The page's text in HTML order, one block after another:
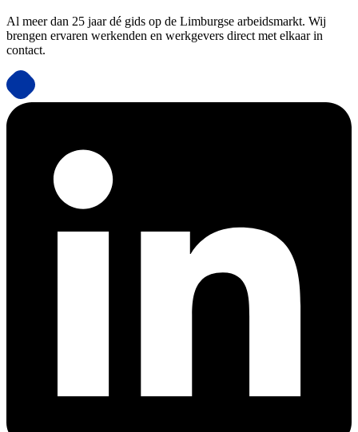
Al meer dan 25 jaar dé gids op de Limburgse arbeidsmarkt. Wij
brengen ervaren werkenden en werkgevers direct met elkaar in
contact.